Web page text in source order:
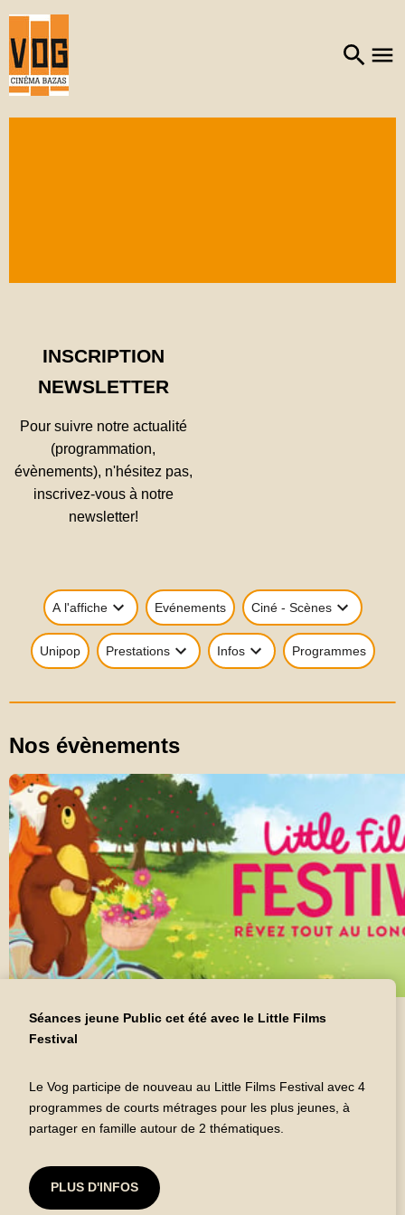
INSCRIPTION
NEWSLETTER
Pour suivre notre actualité
(programmation,
évènements), n'hésitez pas,
inscrivez-vous à notre
newsletter!
A l'affiche Evénements Ciné - Scènes
Unipop Prestations Infos Programmes
Nos évènements
Séances jeune Public cet été avec le Little Films
Festival
Le Vog participe de nouveau au Little Films Festival avec 4
programmes de courts métrages pour les plus jeunes, à
partager en famille autour de 2 thématiques.
PLUS D'INFOS